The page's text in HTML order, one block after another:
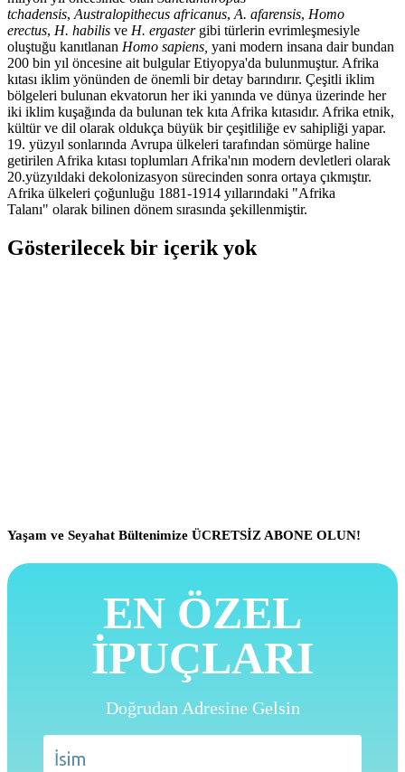
tchadensis, Australopithecus africanus, A. afarensis, Homo
erectus, H. habilis ve H. ergastergibi türlerin evrimleşmesiyle
oluştuğu kanıtlanan Homo sapiens, yani modern insana dair bundan
200 bin yıl öncesine ait bulgular Etiyopya'da bulunmuştur. Afrika
kıtası iklim yönünden de önemli bir detay barındırır. Çeşitli iklim
bölgeleri bulunan ekvatorun her iki yanında ve dünya üzerinde her
iki iklim kuşağında da bulunan tek kıta Afrika kıtasıdır. Afrika etnik,
kültür ve dil olarak oldukça büyük bir çeşitliliğe ev sahipliği yapar.
19. yüzyıl sonlarında Avrupa ülkeleri tarafından sömürge haline
getirilen Afrika kıtası toplumları Afrika'nın modern devletleri olarak
20.yüzyıldaki dekolonizasyon sürecinden sonra ortaya çıkmıştır.
Afrika ülkeleri çoğunluğu 1881-1914 yıllarındaki "Afrika
Talanı" olarak bilinen dönem sırasında şekillenmiştir.
Gösterilecek bir içerik yok
Yaşam ve Seyahat Bültenimize ÜCRETSİZ ABONE OLUN!
EN ÖZEL
İPUÇLARI
Doğrudan Adresine Gelsin